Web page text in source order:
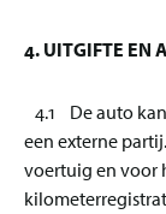
4. UITGIFTE EN
4.1 De auto
een externe
voertuig en voor